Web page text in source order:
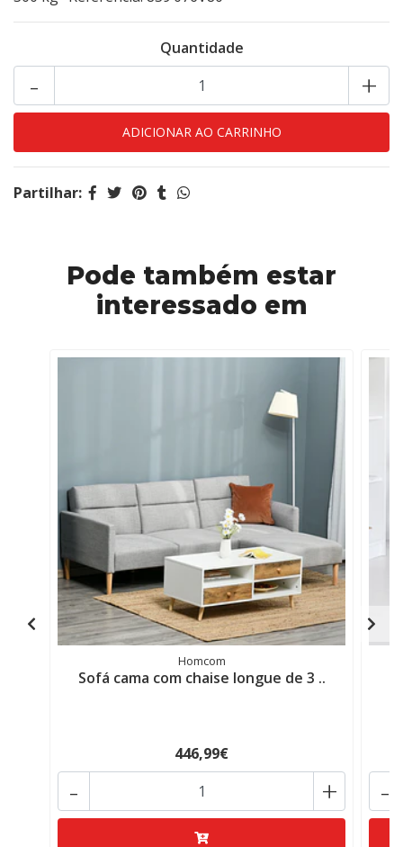
Quantidade
+
-
Partilhar:
Pode também estar
interessado em
Homcom
Sofá cama com chaise longue de 3 ..
446,99€
+
- -